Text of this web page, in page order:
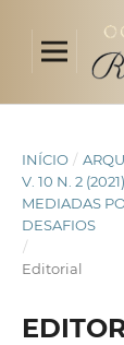
INÍCIO /
V. 10 N. 2
MEDIADAS
DESAFIOS
/
Editorial